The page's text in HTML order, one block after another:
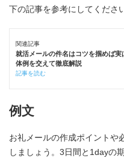
下の記事を参考にしてくださ
関連記事
就活メールの件名はコツを掴めば実
体例を交えて徹底解説
記事を読む
例文
お礼メールの作成ポイントや
しましょう。3日間と1dayの